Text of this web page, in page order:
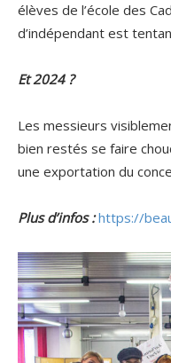
élèves de l’école des
d’indépendant est
Et 2024 ?
Les messieurs
bien restés se faire
une exportation du
Plus d’infos :https://